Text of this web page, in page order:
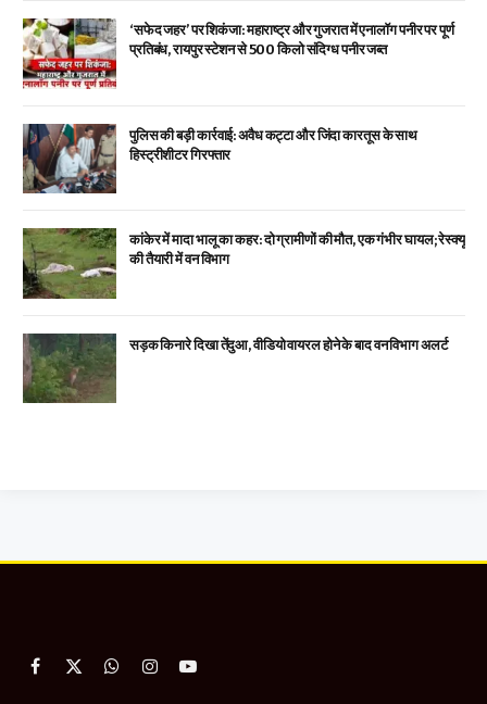
‘सफेद जहर’ पर शिकंजा: महाराष्ट्र और गुजरात में एनालॉग पनीर पर पूर्ण
प्रतिबंध, रायपुर स्टेशन से 500 किलो संदिग्ध पनीर जब्त
पुलिस की बड़ी कार्रवाई: अवैध कट्टा और जिंदा कारतूस के साथ
हिस्ट्रीशीटर गिरफ्तार
कांकेर में मादा भालू का कहर: दो ग्रामीणों की मौत, एक गंभीर घायल; रेस्क्यू
की तैयारी में वन विभाग
सड़क किनारे दिखा तेंदुआ, वीडियो वायरल होने के बाद वन विभाग अलर्ट
Facebook
X
WhatsApp
InstagramYouTube